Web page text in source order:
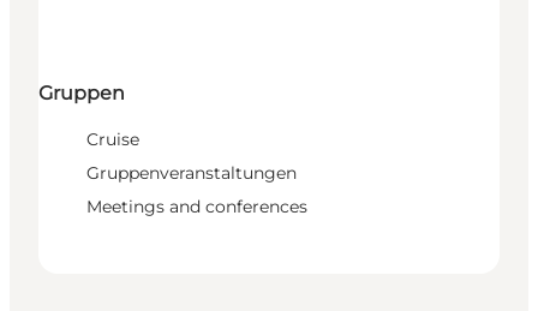
Gruppen
Cruise
Gruppenveranstaltungen
Meetings and conferences